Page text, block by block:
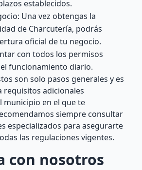
establecidos.
Una vez obtengas la
de Charcutería, podrás
oficial de tu negocio.
con todos los permisos
funcionamiento diario.
son solo pasos generales y es
requisitos adicionales
municipio en el que te
siempre consultar
especializados para asegurarte
las regulaciones vigentes.
con nosotros